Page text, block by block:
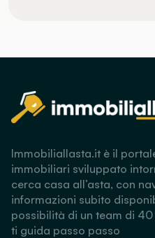
Immobiliallasta.it è il
immobiliari sviluppato
cerca casa all’asta, con
informazioni subito
possibilità di un team di
ti guida passo passo